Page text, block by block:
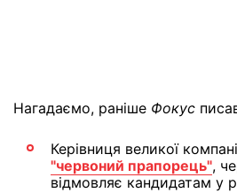
Нагадаємо, раніше Фокус
Керівниця великої
"червоний прапорець",
відмовляє кандидатам у